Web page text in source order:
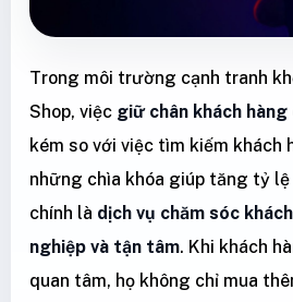
Trong môi trường cạnh tranh
Shop, việc giữ chân khách hàng
kém so với việc tìm kiếm khách
những chìa khóa giúp tăng tỷ
chính là dịch vụ chăm sóc
nghiệp và tận tâm. Khi khách
quan tâm, họ không chỉ mua